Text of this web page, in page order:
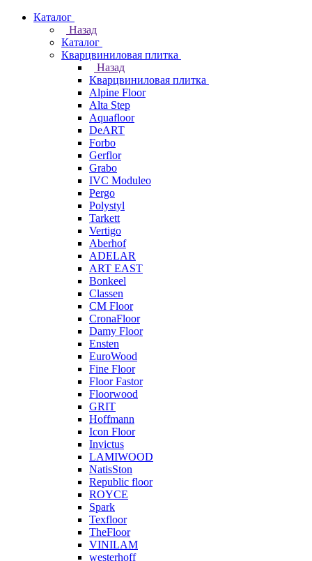
Каталог
Назад
Каталог
Кварцвиниловая плитка
Назад
Кварцвиниловая плитка
Alpine Floor
Alta Step
Aquafloor
DeART
Forbo
Gerflor
Grabo
IVC Moduleo
Pergo
Polystyl
Tarkett
Vertigo
Aberhof
ADELAR
ART EAST
Bonkeel
Classen
CM Floor
CronaFloor
Damy Floor
Ensten
EuroWood
Fine Floor
Floor Fastor
Floorwood
GRIT
Hoffmann
Icon Floor
Invictus
LAMIWOOD
NatisSton
Republic floor
ROYCE
Spark
Texfloor
TheFloor
VINILAM
westerhoff